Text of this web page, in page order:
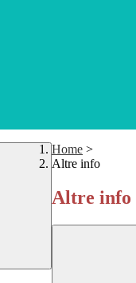
Home >
Altre info
Altre info